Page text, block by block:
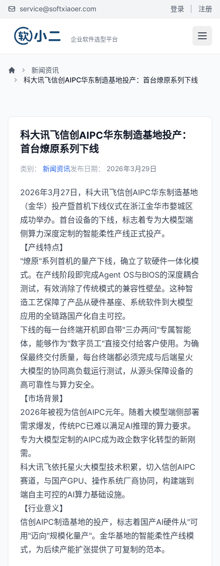
service@softxiaoer.com 登录 注册
企业软件选型平台
新闻资讯
科大讯飞信创AIPC华东制造基地投产：首台燎原系列下线
科大讯飞信创AIPC华东制造基地投产：
首台燎原系列下线
类别： 新闻资讯发布日期： 2026年3月29日
2026年3月27日，科大讯飞信创AIPC华东制造基地
（金华）投产暨首机下线仪式在浙江金华市婺城区
成功举办。首台设备的下线，标志着专为大模型端
侧算力深度定制的智能柔性产线正式投产。
【产线特点】
"燎原"系列首机的量产下线，确立了软硬件一体化模
式。在产线阶段即完成Agent OS与BIOS的深度耦合
测试，有效消除了传统模式的兼容性壁垒。这种智
造工艺保障了产品从硬件基座、系统软件到大模型
应用的全链路国产化自主可控。
下线的每一台终端开机即自带"三办两问"专属智能
体，能够作为"数字员工"直接交付给客户使用。为确
保最终交付质量，每台终端都必须完成与后端星火
大模型的协同高负载运行测试，从源头保障设备的
高可靠性与算力安全。
【市场背景】
2026年被视为信创AIPC元年。随着大模型端侧部署
需求爆发，传统PC已难以满足AI推理的算力要求。
专为大模型定制的AIPC成为政企数字化转型的新刚
需。
科大讯飞依托星火大模型技术积累，切入信创AIPC
赛道，与国产GPU、操作系统厂商协同，构建端到
端自主可控的AI算力基础设施。
【行业意义】
信创AIPC制造基地的投产，标志着国产AI硬件从"可
用"迈向"规模化量产"。金华基地的智能柔性产线模
式，为后续产能扩张提供了可复制的范本。